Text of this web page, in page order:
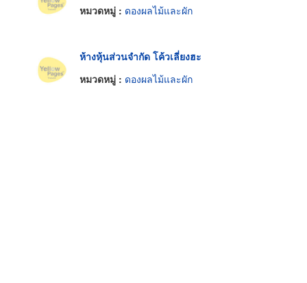
หมวดหมู่ : ดองผลไม้และผัก
ห้างหุ้นส่วนจำกัด โค้วเลี่ยงฮะ
หมวดหมู่ : ดองผลไม้และผัก